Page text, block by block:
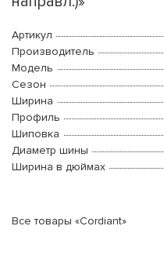
Артикул
Производитель
Модель
Сезон
Ширина
Профиль
Шиповка
Диаметр шины
Ширина в дюймах
Все товары «Cordiant»